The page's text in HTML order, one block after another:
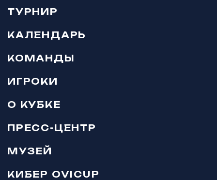
ТУРНИР
КАЛЕНДАРЬ
КОМАНДЫ
ИГРОКИ
О КУБКЕ
ПРЕСС-ЦЕНТР
МУЗЕЙ
КИБЕР OVICUP